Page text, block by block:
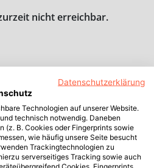
nicht erreichbar.
Datenschutzerklärung
Technologien auf unserer Website.
technisch notwendig. Daneben
(z. B. Cookies oder Fingerprints sowie
wie häufig unsere Seite besucht
Trackingtechnologien zu
serverseitiges Tracking sowie auch
Cookies, Fingerprints,